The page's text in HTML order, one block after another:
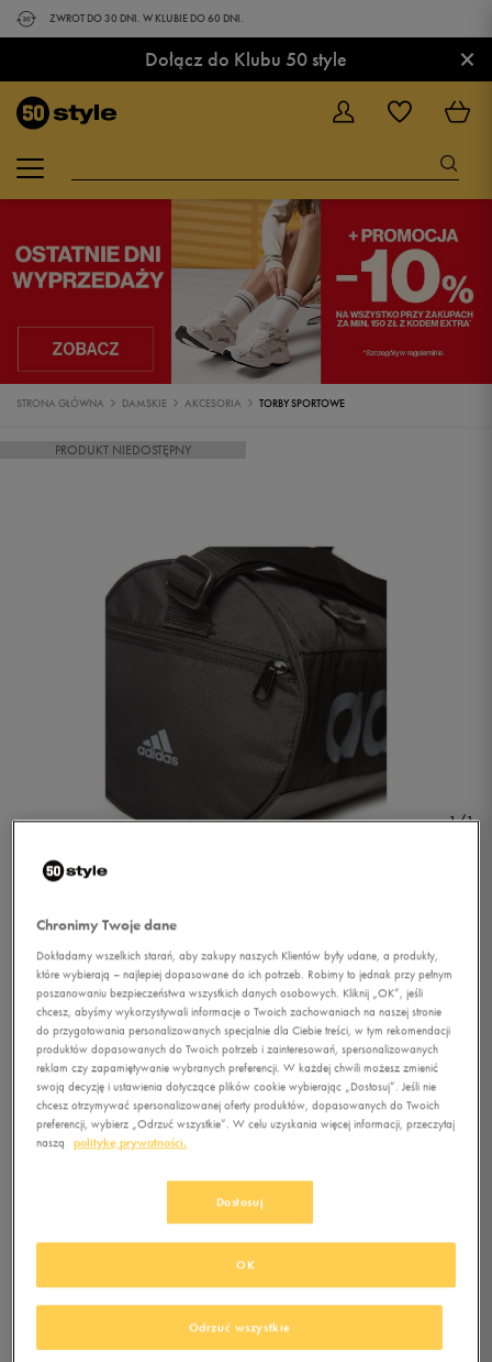
ZWROT DO 30 DNI. W KLUBIE DO 60 DNI.
Dołącz do Klubu 50 style ×
STRONA GŁÓWNA DAMSKIE AKCESORIA TORBY SPORTOWE
PRODUKT NIEDOSTĘPNY
1/1
ADIDAS TORBA W LINPERF
TB XS
0.0 (0 )
59,99zł z Vat
+ 300 PKT WKLUBIE 50 STYLE
Produkt niedostępny
Jeśli artykuł będzie ponownie dostępny, otrzymasz od nas powiadomienie.
Sprawdź dostępność w salonach
Chronimy Twoje dane
Dokładamy wszelkich starań, aby zakupy naszych Klientów były udane, a produkty,
które wybierają – najlepiej dopasowane do ich potrzeb. Robimy to jednak przy pełnym
poszanowaniu bezpieczeństwa wszystkich danych osobowych. Kliknij „OK”, jeśli
chcesz, abyśmy wykorzystywali informacje o Twoich zachowaniach na naszej stronie
do przygotowania personalizowanych specjalnie dla Ciebie treści, w tym rekomendacji
produktów dopasowanych do Twoich potrzeb i zainteresowań, spersonalizowanych
reklam czy zapamiętywanie wybranych preferencji. W każdej chwili możesz zmienić
swoją decyzję i ustawienia dotyczące plików cookie wybierając „Dostosuj”. Jeśli nie
chcesz otrzymywać spersonalizowanej oferty produktów, dopasowanych do Twoich
preferencji, wybierz „Odrzuć wszystkie”. W celu uzyskania więcej informacji, przeczytaj
naszą politykę prywatności.
Dostosuj
Odrzuć wszystkie
OK